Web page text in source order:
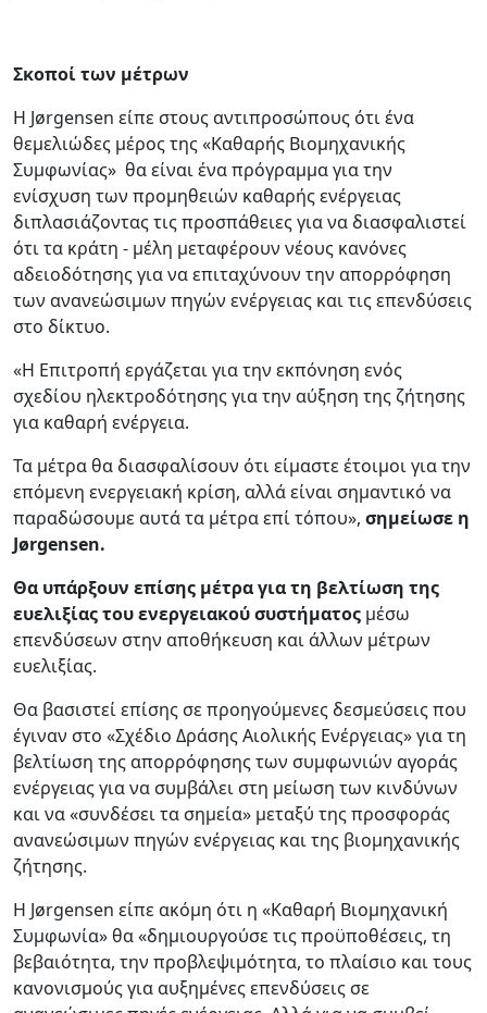
Σκοποί των μέτρων
Η Jørgensen είπε στους αντιπροσώπους ότι ένα
θεμελιώδες μέρος της «Καθαρής Βιομηχανικής
Συμφωνίας» θα είναι ένα πρόγραμμα για την
ενίσχυση των προμηθειών καθαρής ενέργειας
διπλασιάζοντας τις προσπάθειες για να διασφαλιστεί
ότι τα κράτη - μέλη μεταφέρουν νέους κανόνες
αδειοδότησης για να επιταχύνουν την απορρόφηση
των ανανεώσιμων πηγών ενέργειας και τις επενδύσεις
στο δίκτυο.
«Η Επιτροπή εργάζεται για την εκπόνηση ενός
σχεδίου ηλεκτροδότησης για την αύξηση της ζήτησης
για καθαρή ενέργεια.
Τα μέτρα θα διασφαλίσουν ότι είμαστε έτοιμοι για την
επόμενη ενεργειακή κρίση, αλλά είναι σημαντικό να
παραδώσουμε αυτά τα μέτρα επί τόπου», σημείωσε η
Jørgensen.
Θα υπάρξουν επίσης μέτρα για τη βελτίωση της
ευελιξίας του ενεργειακού συστήματος μέσω
επενδύσεων στην αποθήκευση και άλλων μέτρων
ευελιξίας.
Θα βασιστεί επίσης σε προηγούμενες δεσμεύσεις που
έγιναν στο «Σχέδιο Δράσης Αιολικής Ενέργειας» για τη
βελτίωση της απορρόφησης των συμφωνιών αγοράς
ενέργειας για να συμβάλει στη μείωση των κινδύνων
και να «συνδέσει τα σημεία» μεταξύ της προσφοράς
ανανεώσιμων πηγών ενέργειας και της βιομηχανικής
ζήτησης.
Η Jørgensen είπε ακόμη ότι η «Καθαρή Βιομηχανική
Συμφωνία» θα «δημιουργούσε τις προϋποθέσεις, τη
βεβαιότητα, την προβλεψιμότητα, το πλαίσιο και τους
κανονισμούς για αυξημένες επενδύσεις σε